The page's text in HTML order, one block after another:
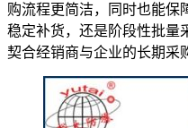
购流程更简洁，同时也能保
稳定补货，还是阶段性批量
契合经销商与企业的长期采